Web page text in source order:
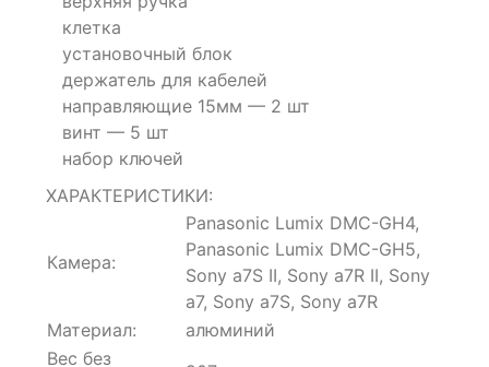
customer
клетка
установочный блок
держатель для кабелей
направляющие 15мм — 2 шт
винт — 5 шт
набор ключей
ХАРАКТЕРИСТИКИ:
Камера:
Panasonic Lumix DMC-GH4,
Panasonic Lumix DMC-GH5,
Sony a7S II, Sony a7R II, Sony
a7, Sony a7S, Sony a7R
Материал:
алюминий
Вес без